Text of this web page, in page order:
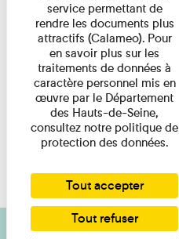
service permettant de
rendre les documents plus
attractifs (Calameo). Pour
en savoir plus sur les
traitements de données à
caractère personnel mis en
œuvre par le Département
des Hauts-de-Seine,
consultez notre politique de
protection des données.
Tout accepter
Tout refuser